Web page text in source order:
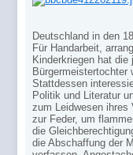
Deutschland in den
Für Handarbeit,
Kinderkriegen hat die
Bürgermeistertochter
Stattdessen
Politik und Literatur
zum Leidwesen ihres
zur Feder, um
die
die Abschaffung der